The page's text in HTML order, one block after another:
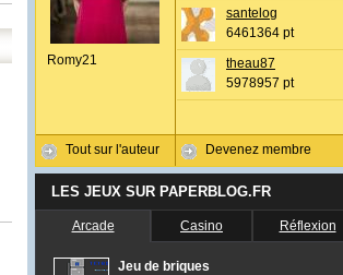
Romy21
Tout sur l'auteur
santelog
6461364 pt
theau87
5978957 pt
Devenez membre
LES JEUX SUR PAPERBLOG.FR
Arcade Casino Réflexion
Jeu de briques